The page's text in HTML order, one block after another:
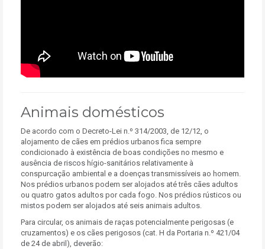
Animais domésticos
De acordo com o Decreto-Lei n.º 314/2003, de 12/12, o
alojamento de cães em prédios urbanos fica sempre
condicionado à existência de boas condições no mesmo e
ausência de riscos hígio-sanitários relativamente à
conspurcação ambiental e a doenças transmissíveis ao homem.
Nos prédios urbanos podem ser alojados até três cães adultos
ou quatro gatos adultos por cada fogo. Nos prédios rústicos ou
mistos podem ser alojados até seis animais adultos.
Para circular, os animais de raças potencialmente perigosas (e
cruzamentos) e os cães perigosos (cat. H da Portaria n.º 421/04
de 24 de abril), deverão: